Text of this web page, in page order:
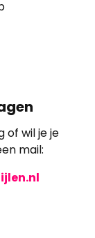
of wil je je
mail: